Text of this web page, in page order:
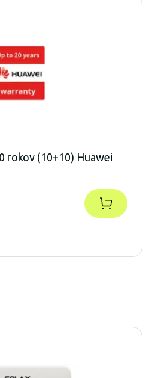
rokov (10+10) Huawei